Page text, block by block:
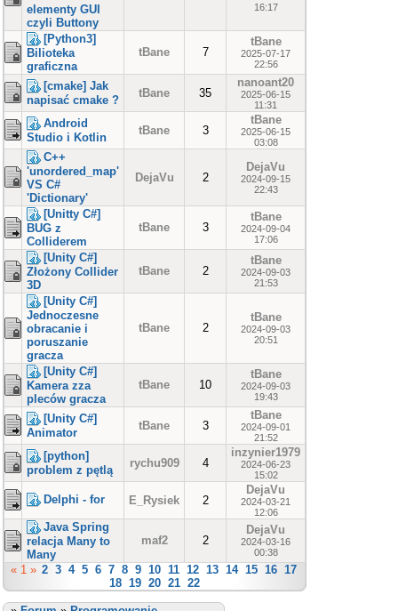
elementy GUI
czyli Buttony
16:17
[Python3]
Bilioteka
graficzna
tBane 7
tBane
2025-07-17
22:56
[cmake] Jak
napisać cmake ?
tBane 35
nanoant20
2025-06-15
11:31
Android
Studio i Kotlin
tBane 3
tBane
2025-06-15
03:08
C++
'unordered_map'
VS C#
'Dictionary'
DejaVu 2
DejaVu
2024-09-15
22:43
[Unitty C#]
BUG z
Colliderem
tBane 3
tBane
2024-09-04
17:06
[Unity C#]
Złożony Collider
3D
tBane 2
tBane
2024-09-03
21:53
[Unity C#]
Jednoczesne
obracanie i
poruszanie
gracza
tBane 2
tBane
2024-09-03
20:51
[Unity C#]
Kamera zza
pleców gracza
tBane 10
tBane
2024-09-03
19:43
[Unity C#]
Animator
tBane 3
tBane
2024-09-01
21:52
[python]
problem z pętlą
rychu909 4
inzynier1979
2024-06-23
15:02
Delphi - for E_Rysiek 2
DejaVu
2024-03-21
12:06
Java Spring
relacja Many to
Many
maf2 2
DejaVu
2024-03-16
00:38
« 1 » 2 3 4 5 6 7 8 9 10 11 12 13 14 15 16 17
18 19 20 21 22